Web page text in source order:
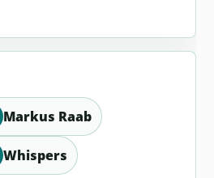
Markus Raab
Whispers